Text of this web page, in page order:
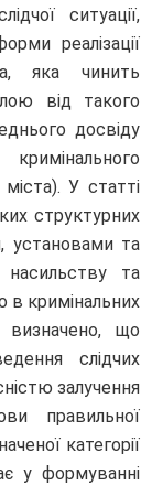
ситуації,
реалізації
яка чинить
від такого
досвіду
У статті
структурних
установами та
насильству та
в кримінальних
визначено, що
слідчих
залучення
правильної
категорії
у формуванні